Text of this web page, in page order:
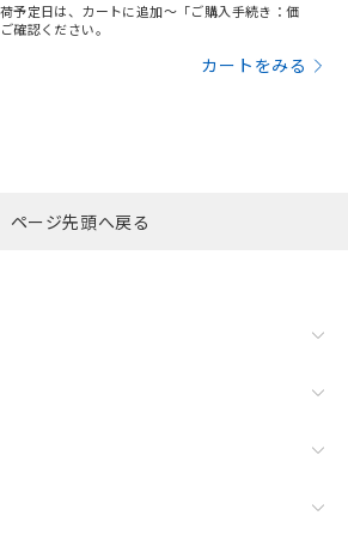
予定日は、カートに追加～「ご購入手続き：価
確認ください。
カートをみる
ページ先頭へ戻る